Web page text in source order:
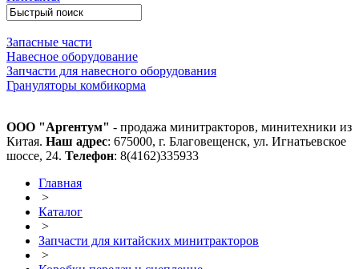
Запасные части
Навесное оборудование
Запчасти для навесного оборудования
Грануляторы комбикорма
ООО "Аргентум" - продажа минитракторов, минитехники из
Китая. Наш адрес: 675000, г. Благовещенск, ул. Игнатьевское
шоссе, 24. Телефон: 8(4162)335933
Главная
>
Каталог
>
Запчасти для китайских минитракторов
>